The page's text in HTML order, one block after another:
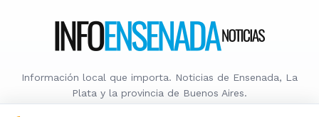
Información local que importa. Noticias de Ensenada, La
Plata y la provincia de Buenos Aires.